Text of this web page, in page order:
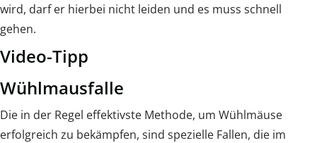
wird, darf er hierbei nicht leiden und es muss schnell
gehen.
Video-Tipp
Wühlmausfalle
Die in der Regel effektivste Methode, um Wühlmäuse
erfolgreich zu bekämpfen, sind spezielle Fallen, die im